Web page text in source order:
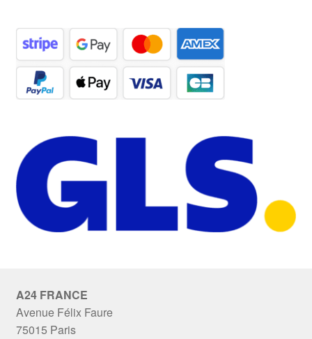
A24 FRANCE
Avenue Félix Faure
75015 Paris